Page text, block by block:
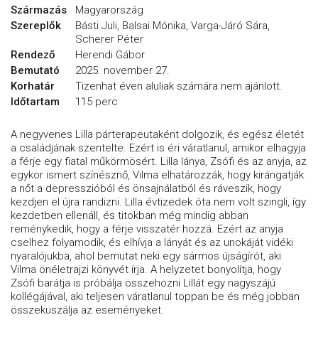
Származás
Magyarország
Szereplők
Básti Juli, Balsai Mónika, Varga-Járó Sára,
Scherer Péter
Rendező
Herendi Gábor
Bemutató
2025. november 27.
Korhatár
Tizenhat éven aluliak számára nem ajánlott.
Időtartam
115 perc
A negyvenes Lilla párterapeutaként dolgozik, és egész életét
a családjának szentelte. Ezért is éri váratlanul, amikor elhagyja
a férje egy fiatal műkörmösért. Lilla lánya, Zsófi és az anyja, az
egykor ismert színésznő, Vilma elhatározzák, hogy kirángatják
a nőt a depresszióból és önsajnálatból és ráveszik, hogy
kezdjen el újra randizni. Lilla évtizedek óta nem volt szingli, így
kezdetben ellenáll, és titokban még mindig abban
reménykedik, hogy a férje visszatér hozzá. Ezért az anyja
cselhez folyamodik, és elhívja a lányát és az unokáját vidéki
nyaralójukba, ahol bemutat neki egy sármos újságírót, aki
Vilma önéletrajzi könyvét írja. A helyzetet bonyolítja, hogy
Zsófi barátja is próbálja összehozni Lillát egy nagyszájú
kollégájával, aki teljesen váratlanul toppan be és még jobban
összekuszálja az eseményeket.